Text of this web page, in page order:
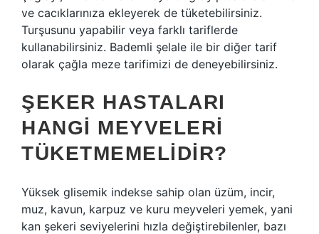
ve cacıklarınıza ekleyerek de tüketebilirsiniz.
Turşusunu yapabilir veya farklı tariflerde
kullanabilirsiniz. Bademli şelale ile bir diğer tarif
olarak çağla meze tarifimizi de deneyebilirsiniz.
ŞEKER HASTALARI
HANGI MEYVELERI
TÜKETMEMELIDIR?
Yüksek glisemik indekse sahip olan üzüm, incir,
muz, kavun, karpuz ve kuru meyveleri yemek, yani
kan şekeri seviyelerini hızla değiştirebilenler, bazı